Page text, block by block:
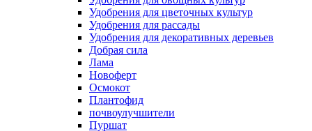
Удобрения для цветочных культур
Удобрения для рассады
Удобрения для декоративных деревьев
Добрая сила
Лама
Новоферт
Осмокот
Плантофид
почвоулучшители
Пуршат